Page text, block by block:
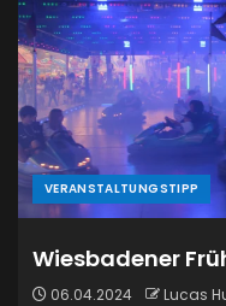
VERANSTALTUNGSTIPP
Wiesbadener
06.04.2024 Lucas